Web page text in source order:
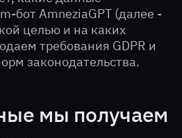
бот AmneziaGPT (далее -
целью и на каких
требования GDPR и
законодательства.
мы получаем